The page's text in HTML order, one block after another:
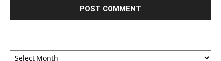
Archives